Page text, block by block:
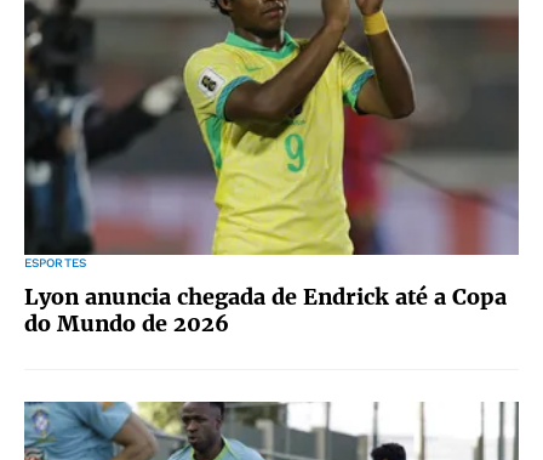
ESPORTES
Lyon anuncia chegada de Endrick até a Copa
do Mundo de 2026